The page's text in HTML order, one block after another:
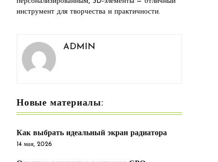
инструмент для творчества и практичности.
ADMIN
Новые материалы:
Как выбрать идеальный экран радиатора
14 мая, 2026